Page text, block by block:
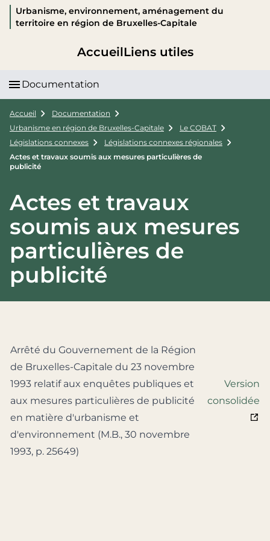
Urbanisme, environnement, aménagement du
territoire en région de Bruxelles-Capitale
AccueilLiens utiles
Documentation
Accueil
Documentation
Urbanisme en région de Bruxelles-Capitale
Le COBAT
Législations connexes
Législations connexes régionales
Actes et travaux soumis aux mesures particulières de
publicité
Actes et travaux
soumis aux mesures
particulières de
publicité
Arrêté du Gouvernement de la Région
de Bruxelles-Capitale du 23 novembre
1993 relatif aux enquêtes publiques et
aux mesures particulières de publicité
en matière d'urbanisme et
d'environnement (M.B., 30 novembre
1993, p. 25649)
Version
consolidée